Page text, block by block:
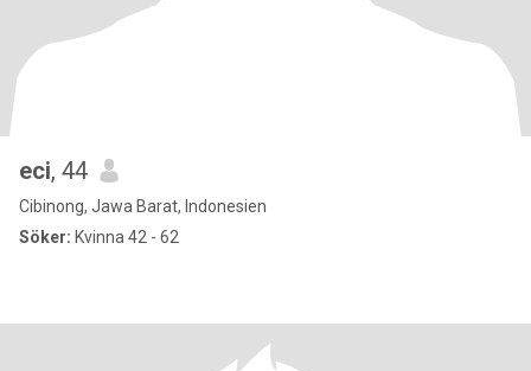
eci, 44
Cibinong, Jawa Barat, Indonesien
Söker: Kvinna 42 - 62